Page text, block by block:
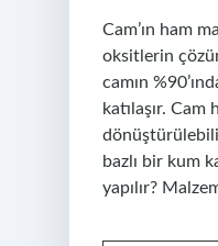
Cam’ın ham
oksitlerin
camın
katılaşır.
bazlı bir kum
yapılır?